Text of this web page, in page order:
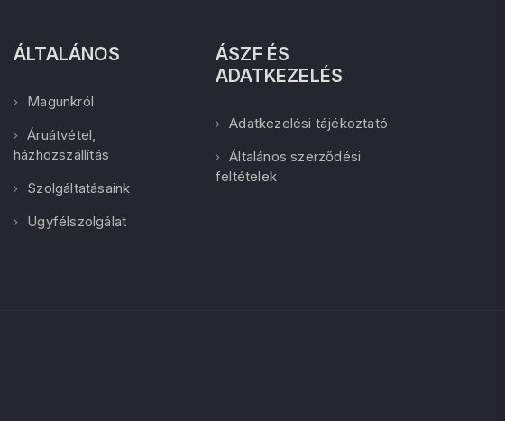
ÁLTALÁNOS
Magunkról
Áruátvétel,
házhozszállítás
Szolgáltatásaink
Ügyfélszolgálat
ÁSZF ÉS
ADATKEZELÉS
Adatkezelési tájékoztató
Általános szerződési
feltételek